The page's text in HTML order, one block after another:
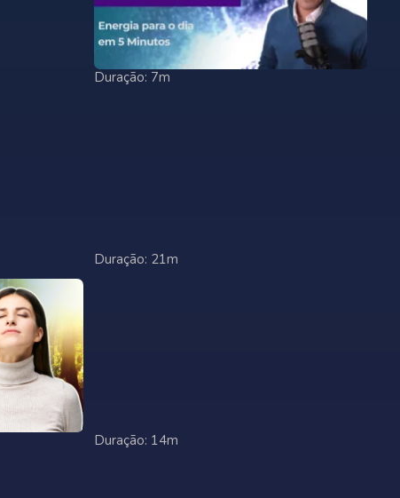
Duração: 7m
Duração: 21m
Duração: 14m